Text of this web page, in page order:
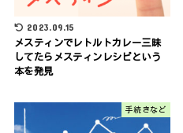
2023.09.15
メスティンでレトルトカレー三昧
してたらメスティンレシピという
本を発見
手続きなど